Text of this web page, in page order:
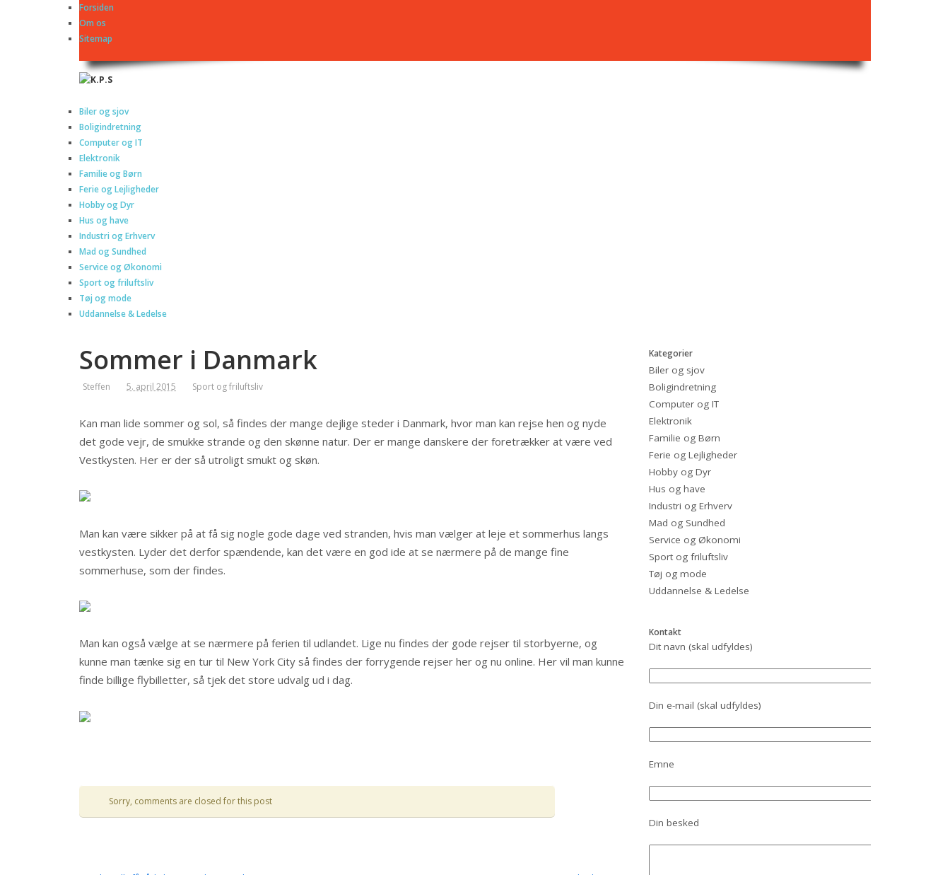
Forsiden
Om os
Sitemap
Biler og sjov
Boligindretning
Computer og IT
Elektronik
Familie og Børn
Ferie og Lejligheder
Hobby og Dyr
Hus og have
Industri og Erhverv
Mad og Sundhed
Service og Økonomi
Sport og friluftsliv
Tøj og mode
Uddannelse & Ledelse
Sommer i Danmark
Steffen 5. april 2015 Sport og friluftsliv
Kan man lide sommer og sol, så findes der mange dejlige steder i Danmark, hvor man kan rejse hen og nyde
det gode vejr, de smukke strande og den skønne natur. Der er mange danskere der foretrækker at være ved
Vestkysten. Her er der så utroligt smukt og skøn.
Man kan være sikker på at få sig nogle gode dage ved stranden, hvis man vælger at leje et sommerhus langs
vestkysten. Lyder det derfor spændende, kan det være en god ide at se nærmere på de mange fine
sommerhuse, som der findes.
Man kan også vælge at se nærmere på ferien til udlandet. Lige nu findes der gode rejser til storbyerne, og
kunne man tænke sig en tur til New York City så findes der forrygende rejser her og nu online. Her vil man kunne
finde billige flybilletter, så tjek det store udvalg ud i dag.
Sorry, comments are closed for this post
Kategorier
Biler og sjov
Boligindretning
Computer og IT
Elektronik
Familie og Børn
Ferie og Lejligheder
Hobby og Dyr
Hus og have
Industri og Erhverv
Mad og Sundhed
Service og Økonomi
Sport og friluftsliv
Tøj og mode
Uddannelse & Ledelse
Kontakt
Dit navn (skal udfyldes)
Din e-mail (skal udfyldes)
Emne
Din besked